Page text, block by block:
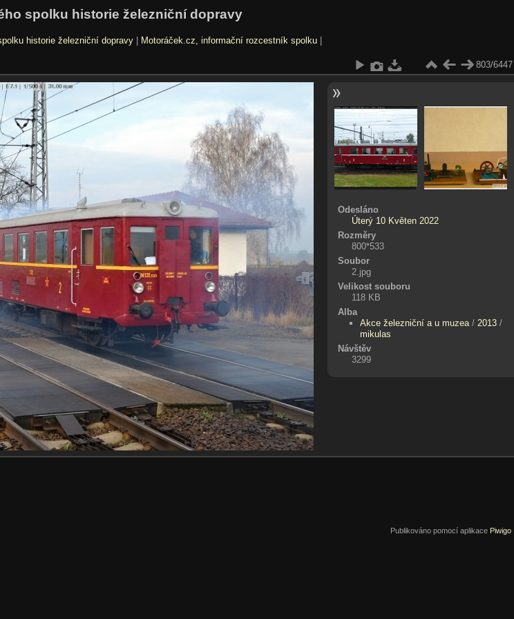
spolku historie železniční dopravy
historie železniční dopravy| Motoráček.cz, informační rozcestník spolku|
803/6447
Odesláno
Úterý 10 Květen 2022
Rozměry
800*533
Soubor
2.jpg
Velikost souboru
118 KB
Alba
Akce železniční a u muzea / 2013 /
mikulas
Návštěv
3299
Publikováno pomocí aplikace Piwigo